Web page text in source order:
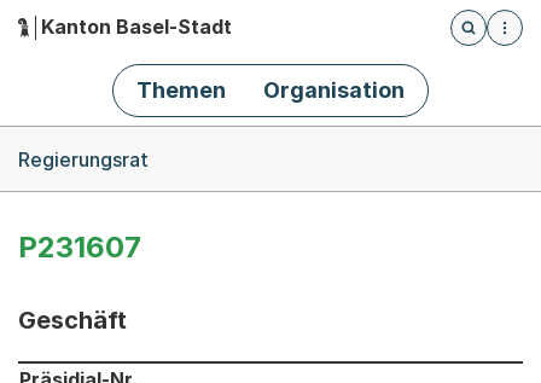
Hauptnavigation
Kanton Basel-Stadt
Öffnet
Themen Organisation
Regierungsrat
P231607
Geschäft
Informationen zum Ausgewählten Geschäft